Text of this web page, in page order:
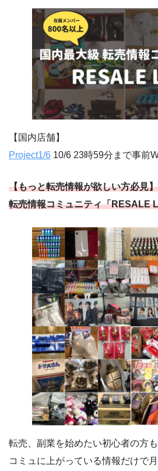
【国内店舗】
Project1/6 10/6 23時59分まで事前
【もっと転売情報が欲しい方必見
転売情報コミュニティ「RESALE
転売、副業を始めたい初心者の方も
コミュに上がっている情報だけで